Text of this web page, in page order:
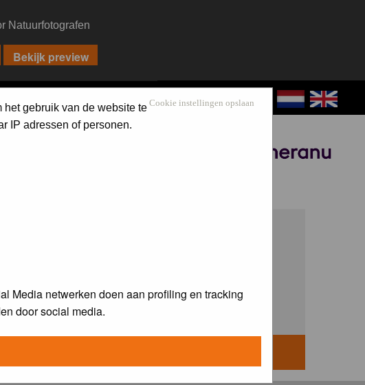
Natuurfotografen
Cookie instellingen opslaan
gebruik van de website te
IP adressen of personen.
Media netwerken doen aan profiling en tracking
door social media.